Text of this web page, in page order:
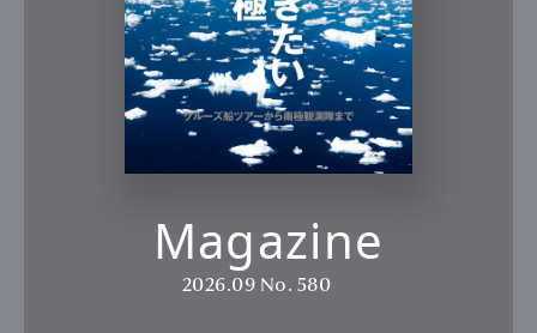
Magazine
2026.09 No. 580